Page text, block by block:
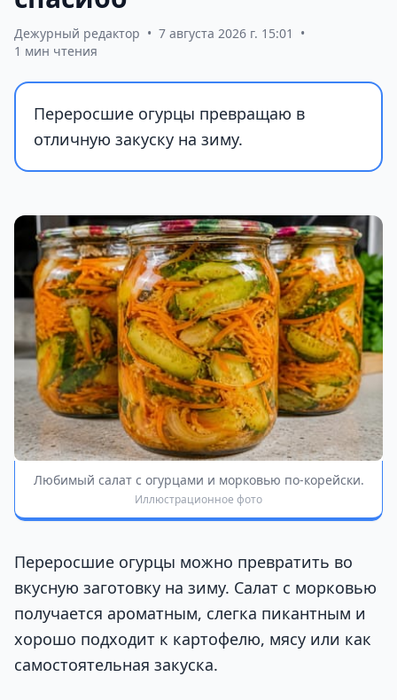
Дежурный редактор • 7 августа 2026 г. 15:01
•
1 мин чтения
Переросшие огурцы превращаю в
отличную закуску на зиму.
Любимый салат с огурцами и морковью по-корейски.
Иллюстрационное фото
Переросшие огурцы можно превратить во
вкусную заготовку на зиму. Салат с морковью
получается ароматным, слегка пикантным и
хорошо подходит к картофелю, мясу или как
самостоятельная закуска.